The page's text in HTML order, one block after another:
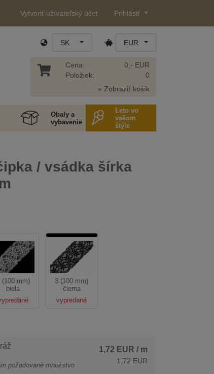
Vytvoriť užívateľský účet Prihlásiť
SK EUR
Cena:
Položiek:
0,- EUR
0
» Zobraziť košík
Obaly a
vybavenie
Leto vo
vašom
štýle
/ vsádka šírka
(100 mm)
biela
3 (100 mm)
čierna
vypredané
požadované množstvo
1,72 EUR / m
1,72 EUR